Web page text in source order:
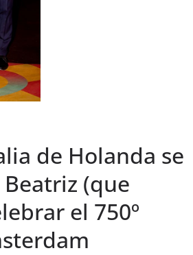
de Holanda se
(que
el 750º